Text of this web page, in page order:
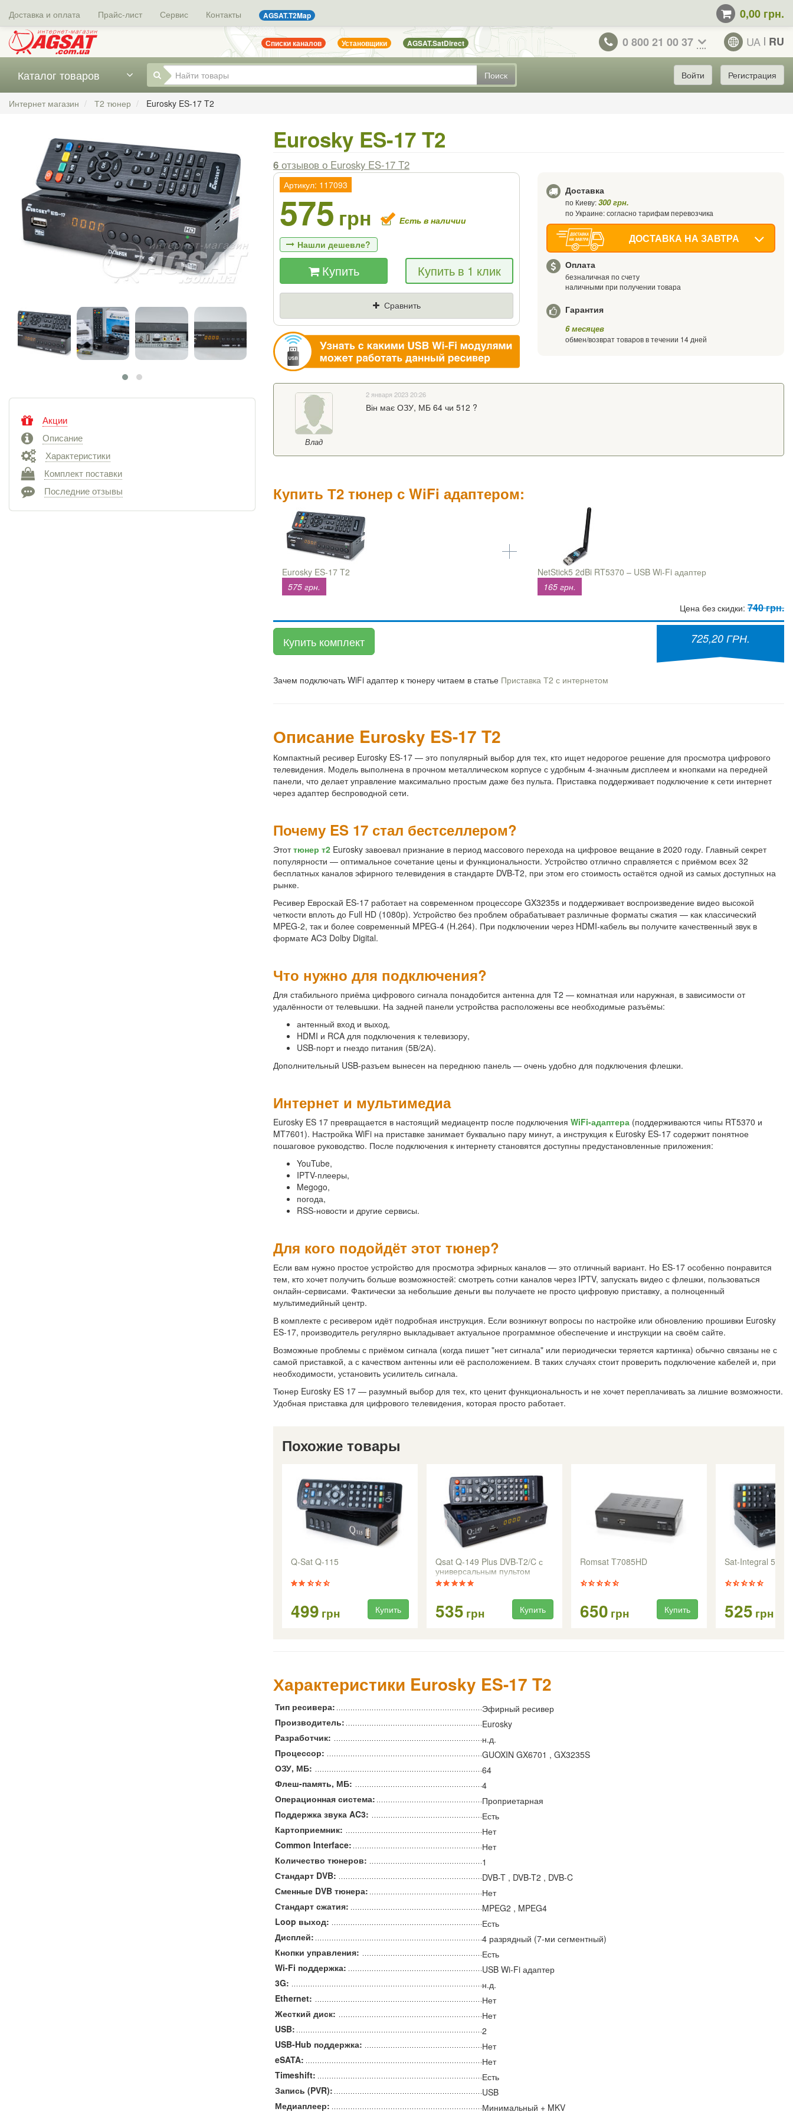
Доставка и оплата Прайс-лист Сервис Контакты AGSAT.T2Map 0,00 грн.
Списки каналов Установщики AGSAT.SatDirect 0 800 21 00 37 UA RU
Поиск
Каталог товаров Войти Регистрация
Интернет магазин Т2 тюнер Eurosky ES-17 T2
Акции
Описание
Характеристики
Комплект поставки
Последние отзывы
Eurosky ES-17 T2
6 отзывов о Eurosky ES-17 T2
Артикул: 117093
575 грн Есть в наличии
Нашли дешевле?
Если Вы найдете товар дешевле - мы снизим
цену и подарим % от разницы
Цена
Ваш телефон
Где нашли (Url ссылка)
Купить Купить в 1 клик
Сравнить
Доставка
по Киеву:300 грн.
по Украине: согласно тарифам перевозчика
ДОСТАВКА НА ЗАВТРА
Оплата
безналичная по счету
наличными при получении товара
Гарантия
6 месяцев
обмен/возврат товаров в течении 14 дней
Влад
2 января 2023 20:26
Він має ОЗУ, МБ 64 чи 512 ?
Купить Т2 тюнер с WiFi адаптером:
Eurosky ES-17 T2
575 грн.
NetStick5 2dBi RT5370 – USB Wi-Fi адаптер
165 грн.
Цена без скидки: 740 грн.
Купить комплект 725,20 ГРН.
Зачем подключать WiFi адаптер к тюнеру читаем в статье Приставка Т2 с интернетом
Описание Eurosky ES-17 T2
Компактный ресивер Eurosky ES-17 — это популярный выбор для тех, кто ищет недорогое решение для просмотра цифрового
телевидения. Модель выполнена в прочном металлическом корпусе с удобным 4-значным дисплеем и кнопками на передней
панели, что делает управление максимально простым даже без пульта. Приставка поддерживает подключение к сети интернет
через адаптер беспроводной сети.
Почему ES 17 стал бестселлером?
Этоттюнер т2 Eurosky завоевал признание в период массового перехода на цифровое вещание в 2020 году. Главный секрет
популярности — оптимальное сочетание цены и функциональности. Устройство отлично справляется с приёмом всех 32
бесплатных каналов эфирного телевидения в стандарте DVB-T2, при этом его стоимость остаётся одной из самых доступных на
рынке.
Ресивер Евроскай ES-17 работает на современном процессоре GX3235s и поддерживает воспроизведение видео высокой
четкости вплоть до Full HD (1080p). Устройство без проблем обрабатывает различные форматы сжатия — как классический
MPEG-2, так и более современный MPEG-4 (H.264). При подключении через HDMI-кабель вы получите качественный звук в
формате AC3 Dolby Digital.
Что нужно для подключения?
Для стабильного приёма цифрового сигнала понадобится антенна для Т2 — комнатная или наружная, в зависимости от
удалённости от телевышки. На задней панели устройства расположены все необходимые разъёмы:
антенный вход и выход,
HDMI и RCA для подключения к телевизору,
USB-порт и гнездо питания (5В/2А).
Дополнительный USB-разъем вынесен на переднюю панель — очень удобно для подключения флешки.
Интернет и мультимедиа
Eurosky ES 17 превращается в настоящий медиацентр после подключения WiFi-адаптера (поддерживаются чипы RT5370 и
MT7601). Настройка WiFi на приставке занимает буквально пару минут, а инструкция к Eurosky ES-17 содержит понятное
пошаговое руководство. После подключения к интернету становятся доступны предустановленные приложения:
YouTube,
IPTV-плееры,
Megogo,
погода,
RSS-новости и другие сервисы.
Для кого подойдёт этот тюнер?
Если вам нужно простое устройство для просмотра эфирных каналов — это отличный вариант. Но ES-17 особенно понравится
тем, кто хочет получить больше возможностей: смотреть сотни каналов через IPTV, запускать видео с флешки, пользоваться
онлайн-сервисами. Фактически за небольшие деньги вы получаете не просто цифровую приставку, а полноценный
мультимедийный центр.
В комплекте с ресивером идёт подробная инструкция. Если возникнут вопросы по настройке или обновлению прошивки Eurosky
ES-17, производитель регулярно выкладывает актуальное программное обеспечение и инструкции на своём сайте.
Возможные проблемы с приёмом сигнала (когда пишет "нет сигнала" или периодически теряется картинка) обычно связаны не с
самой приставкой, а с качеством антенны или её расположением. В таких случаях стоит проверить подключение кабелей и, при
необходимости, установить усилитель сигнала.
Тюнер Eurosky ES 17 — разумный выбор для тех, кто ценит функциональность и не хочет переплачивать за лишние возможности.
Удобная приставка для цифрового телевидения, которая просто работает.
Похожие товары
Q-Sat Q-115
499 грн Купить
Qsat Q-149 Plus DVB-T2/C с
универсальным пультом
535 грн Купить
Romsat T7085HD
650 грн Купить
Sat-Integral 5053
525 грн
Характеристики Eurosky ES-17 T2
Тип ресивера:
Эфирный ресивер
Производитель:
Eurosky
Разработчик:
н.д.
Процессор:
GUOXIN GX6701 , GX3235S
ОЗУ, МБ:
64
Флеш-память, МБ:
4
Операционная система:
Проприетарная
Поддержка звука AC3:
Есть
Картоприемник:
Нет
Common Interface:
Нет
Количество тюнеров:
1
Стандарт DVB:
DVB-T , DVB-T2 , DVB-C
Сменные DVB тюнера:
Нет
Стандарт сжатия:
MPEG2 , MPEG4
Loop выход:
Есть
Дисплей:
4 разрядный (7-ми сегментный)
Кнопки управления:
Есть
Wi-Fi поддержка:
USB Wi-Fi адаптер
3G:
н.д.
Ethernet:
Нет
Жесткий диск:
Нет
USB:
2
USB-Hub поддержка:
Нет
eSATA:
Нет
Timeshift:
Есть
Запись (PVR):
USB
Медиаплеер:
Минимальный + MKV